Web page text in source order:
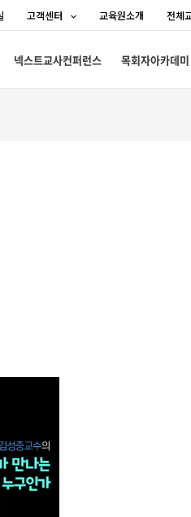
고객센터 교육원소개 전체
넥스트교사컨퍼런스 목회자아카데미